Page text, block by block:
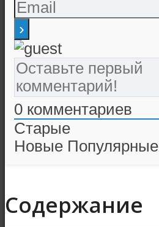
0 комментариев
Старые
Новые Популярные
Содержание